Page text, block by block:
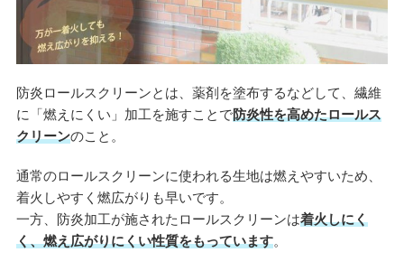
防炎ロールスクリーンとは、薬剤を塗布するなどして、繊維
に「燃えにくい」加工を施すことで防炎性を高めたロールス
クリーンのこと。
通常のロールスクリーンに使われる生地は燃えやすいため、
着火しやすく燃広がりも早いです。
一方、防炎加工が施されたロールスクリーンは着火しにく
く、燃え広がりにくい性質をもっています。